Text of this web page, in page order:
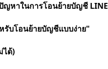
ญหาในการโอนย้ายบัญชี LINE
รับโอนย้ายบัญชีแบบง่าย"
ได้)